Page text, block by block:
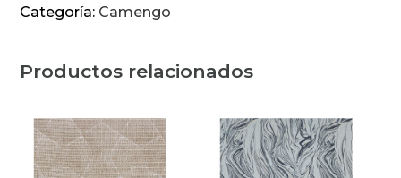
Categoría: Camengo
Productos relacionados